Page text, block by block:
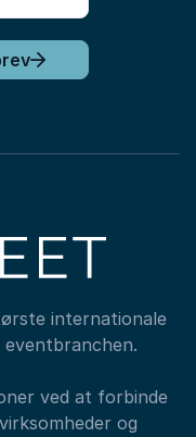
internationale
ved at forbinde
og